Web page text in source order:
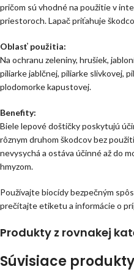
pričom sú vhodné na použitie v
priestoroch. Lapač priťahuje
Oblasť použitia:
Na ochranu zeleniny, hrušiek,
piliarke jablčnej, piliarke slivkovej,
plodomorke kapustovej.
Benefity:
Biele lepové doštičky poskytujú
rôznym druhom škodcov bez
nevysychá a ostáva účinné až do
hmyzom.
Používajte biocídy bezpečným
prečítajte etiketu a informácie o
Produkty z rovnakej
Súvisiace produkty